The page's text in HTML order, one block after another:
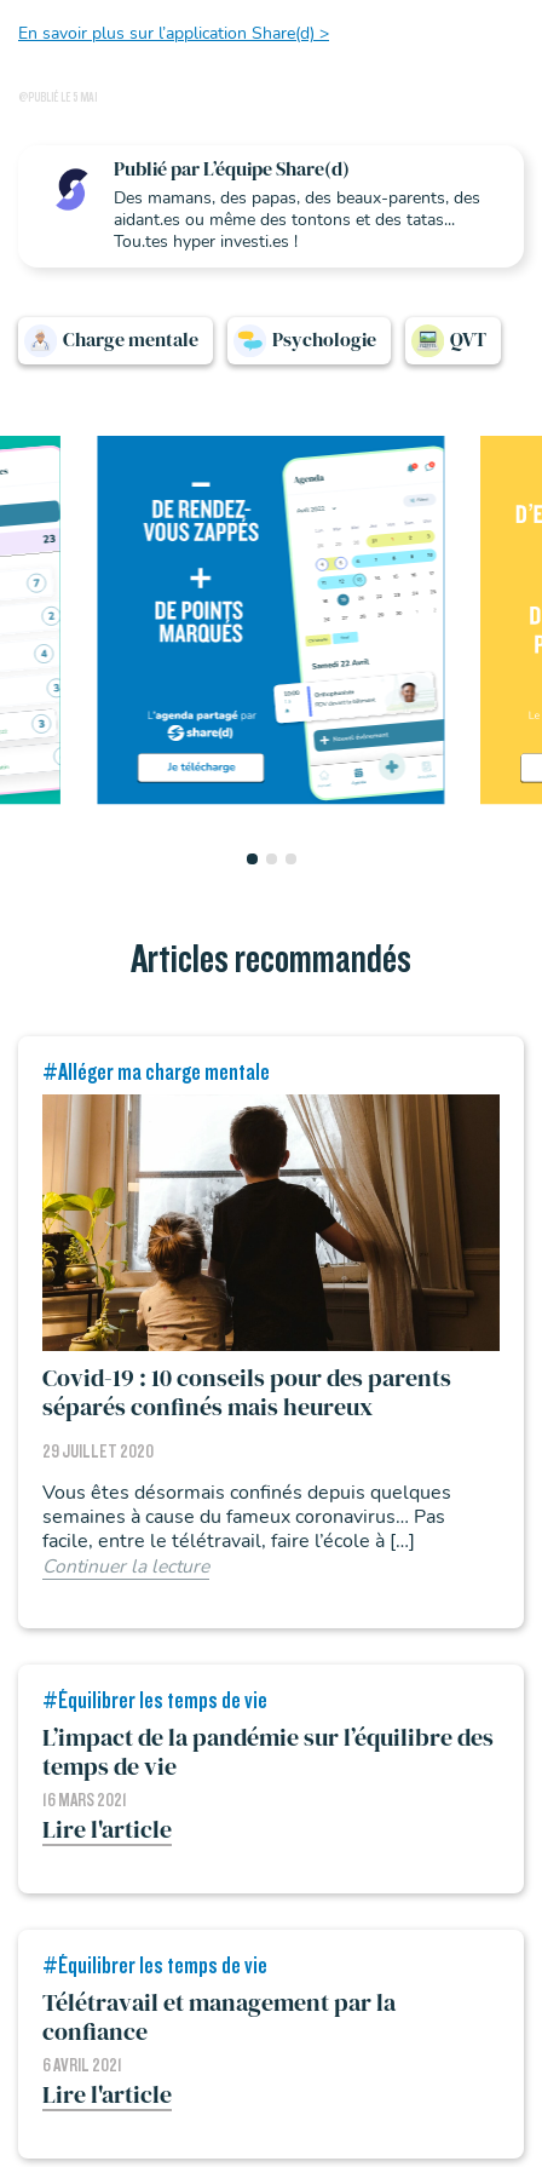
En savoir plus sur l’application Share(d) >
@PUBLIÉ LE 5 MAI
Publié par L’équipe Share(d)
Des mamans, des papas, des beaux-parents, des
aidant.es ou même des tontons et des tatas...
Tou.tes hyper investi.es !
Charge mentale Psychologie QVT
Articles recommandés
#Alléger ma charge mentale
Covid-19 : 10 conseils pour des parents
séparés confinés mais heureux
29 JUILLET 2020
Vous êtes désormais confinés depuis quelques
semaines à cause du fameux coronavirus… Pas
facile, entre le télétravail, faire l’école à […]
Continuer la lecture
#Équilibrer les temps de vie
L’impact de la pandémie sur l’équilibre des
temps de vie
16 MARS 2021
Lire l'article
#Équilibrer les temps de vie
Télétravail et management par la
confiance
6 AVRIL 2021
Lire l'article